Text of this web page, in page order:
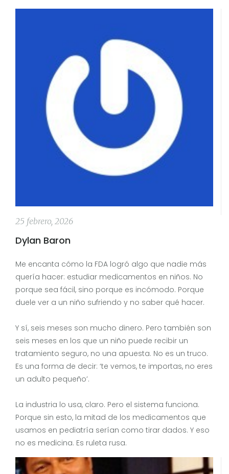
25 febrero, 2026
Dylan Baron
Me encanta cómo la FDA logró algo que nadie más
quería hacer: estudiar medicamentos en niños. No
porque sea fácil, sino porque es incómodo. Porque
duele ver a un niño sufriendo y no saber qué hacer.
Y sí, seis meses son mucho dinero. Pero también son
seis meses en los que un niño puede recibir un
tratamiento seguro, no una apuesta. No es un truco.
Es una forma de decir: ‘te vemos, te importas, no eres
un adulto pequeño’.
La industria lo usa, claro. Pero el sistema funciona.
Porque sin esto, la mitad de los medicamentos que
usamos en pediatría serían como tirar dados. Y eso
no es medicina. Es ruleta rusa.